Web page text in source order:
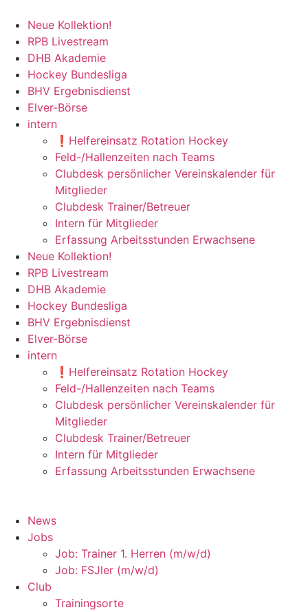
Neue Kollektion!
RPB Livestream
DHB Akademie
Hockey Bundesliga
BHV Ergebnisdienst
Elver-Börse
intern
❗️Helfereinsatz Rotation Hockey
Feld-/Hallenzeiten nach Teams
Clubdesk persönlicher Vereinskalender für
Mitglieder
Clubdesk Trainer/Betreuer
Intern für Mitglieder
Erfassung Arbeitsstunden Erwachsene
Neue Kollektion!
RPB Livestream
DHB Akademie
Hockey Bundesliga
BHV Ergebnisdienst
Elver-Börse
intern
❗️Helfereinsatz Rotation Hockey
Feld-/Hallenzeiten nach Teams
Clubdesk persönlicher Vereinskalender für
Mitglieder
Clubdesk Trainer/Betreuer
Intern für Mitglieder
Erfassung Arbeitsstunden Erwachsene
News
Jobs
Job: Trainer 1. Herren (m/w/d)
Job: FSJler (m/w/d)
Club
Trainingsorte